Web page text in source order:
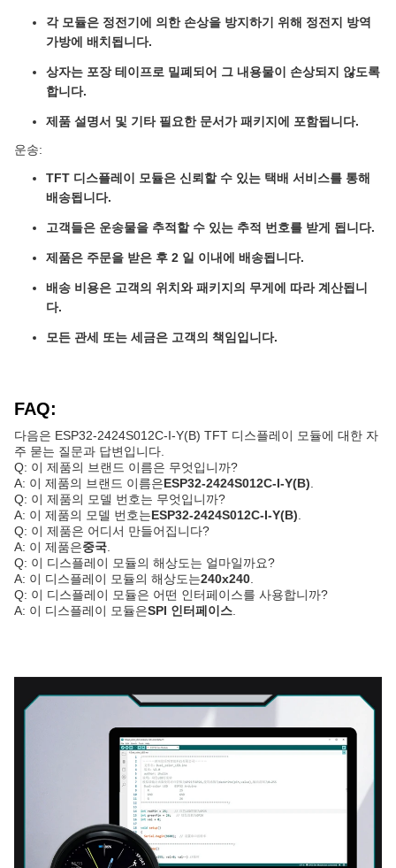
각 모듈은 정전기에 의한 손상을 방지하기 위해 정전지 방역
가방에 배치됩니다.
상자는 포장 테이프로 밀폐되어 그 내용물이 손상되지 않도록
합니다.
제품 설명서 및 기타 필요한 문서가 패키지에 포함됩니다.
운송:
TFT 디스플레이 모듈은 신뢰할 수 있는 택배 서비스를 통해
배송됩니다.
고객들은 운송물을 추적할 수 있는 추적 번호를 받게 됩니다.
제품은 주문을 받은 후 2 일 이내에 배송됩니다.
배송 비용은 고객의 위치와 패키지의 무게에 따라 계산됩니
다.
모든 관세 또는 세금은 고객의 책임입니다.
FAQ:
다음은 ESP32-2424S012C-I-Y(B) TFT 디스플레이 모듈에 대한 자
주 묻는 질문과 답변입니다.
Q: 이 제품의 브랜드 이름은 무엇입니까?
A: 이 제품의 브랜드 이름은ESP32-2424S012C-I-Y(B)
Q: 이 제품의 모델 번호는 무엇입니까?
A: 이 제품의 모델 번호는ESP32-2424S012C-I-Y(B)
Q: 이 제품은 어디서 만들어집니다?
A: 이 제품은중국
Q: 이 디스플레이 모듈의 해상도는 얼마일까요?
A: 이 디스플레이 모듈의 해상도는240x240
Q: 이 디스플레이 모듈은 어떤 인터페이스를 사용합니까?
A: 이 디스플레이 모듈은SPI 인터페이스